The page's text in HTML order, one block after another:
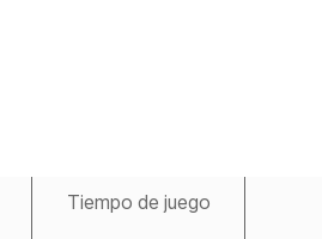
Tiempo de juego